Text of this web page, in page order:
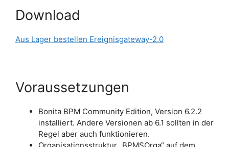
Download
Aus Lager bestellen Ereignisgateway-2.0
Voraussetzungen
Bonita BPM Community Edition, Version 6.2.2
installiert. Andere Versionen ab 6.1 sollten in der
Regel aber auch funktionieren.